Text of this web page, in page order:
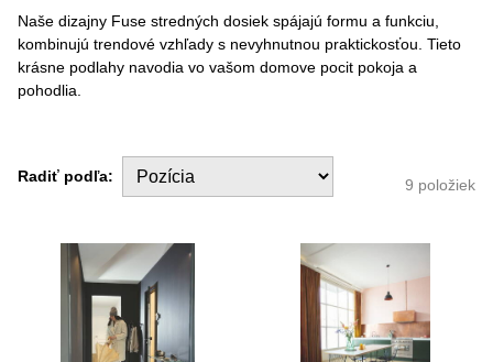
Naše dizajny Fuse stredných dosiek spájajú formu a funkciu,
kombinujú trendové vzhľady s nevyhnutnou praktickosťou. Tieto
krásne podlahy navodia vo vašom domove pocit pokoja a
pohodlia.
Radiť podľa: 9 položiek